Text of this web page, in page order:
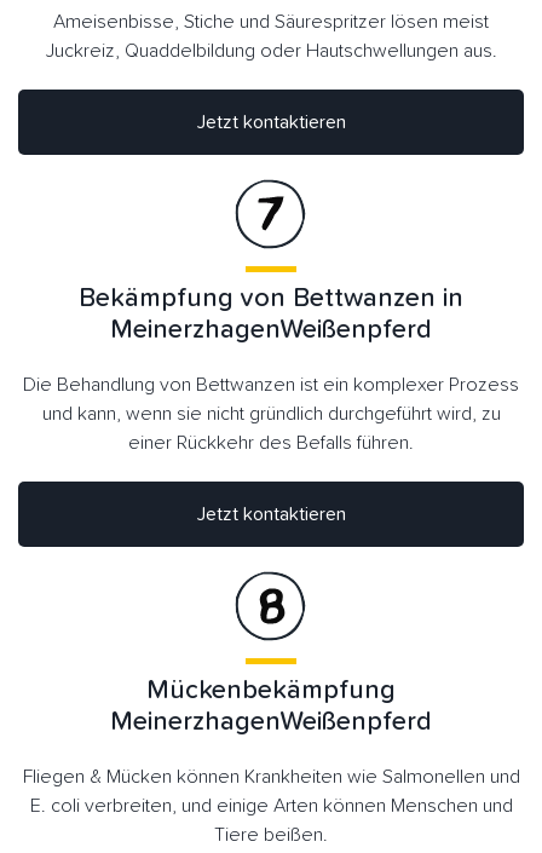
Jetzt kontaktieren
Ameisenbisse, Stiche und Säurespritzer lösen meist
Juckreiz, Quaddelbildung oder Hautschwellungen aus.
Bekämpfung von Bettwanzen in
MeinerzhagenWeißenpferd
Die Behandlung von Bettwanzen ist ein komplexer Prozess
und kann, wenn sie nicht gründlich durchgeführt wird, zu
einer Rückkehr des Befalls führen.
Jetzt kontaktieren
Mückenbekämpfung
MeinerzhagenWeißenpferd
Fliegen & Mücken können Krankheiten wie Salmonellen und
E. coli verbreiten, und einige Arten können Menschen und
Tiere beißen.